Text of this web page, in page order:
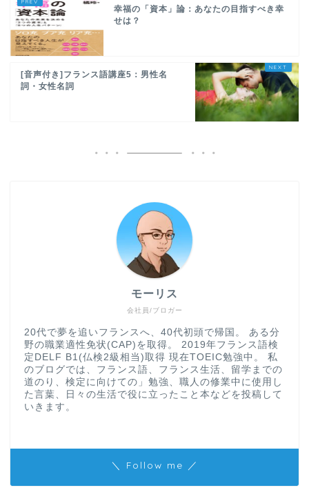
幸福の「資本」論：あなたの目指すべき幸
せは？
[音声付き]フランス語講座5：男性名
詞・女性名詞
会社員/ブロガー
モーリス
20代で夢を追いフランスへ、40代初頭で帰国。 ある分
野の職業適性免状(CAP)を取得。 2019年フランス語検
定DELF B1(仏検2級相当)取得 現在TOEIC勉強中。 私
のブログでは、フランス語、フランス生活、留学までの
道のり、検定に向けての」勉強、職人の修業中に使用し
た言葉、日々の生活で役に立ったこと本などを投稿して
いきます。
＼ Follow me ／